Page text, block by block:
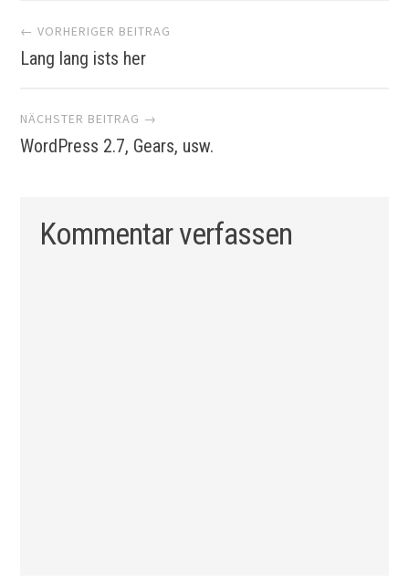
Artikel-
Navigation
← VORHERIGER BEITRAG
Lang lang ists her
NÄCHSTER BEITRAG →
WordPress 2.7, Gears, usw.
Kommentar verfassen